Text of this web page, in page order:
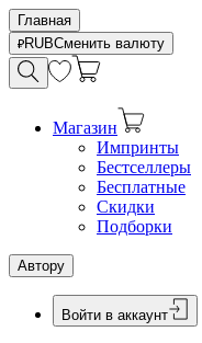
Главная
RUBСменить валюту
Магазин
Импринты
Бестселлеры
Бесплатные
Скидки
Подборки
Автору
Войти в аккаунт